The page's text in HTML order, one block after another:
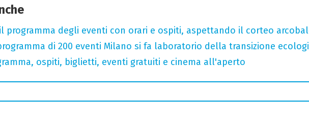
programma degli eventi con orari e ospiti, aspettando il corteo
di 200 eventi Milano si fa laboratorio della transizione
ospiti, biglietti, eventi gratuiti e cinema all'aperto